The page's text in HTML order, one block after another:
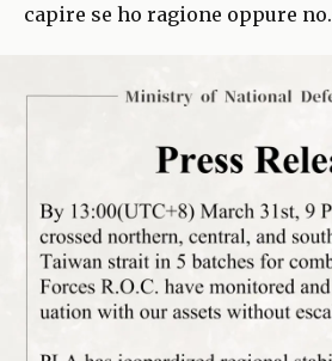
capire se ho ragione oppure no.